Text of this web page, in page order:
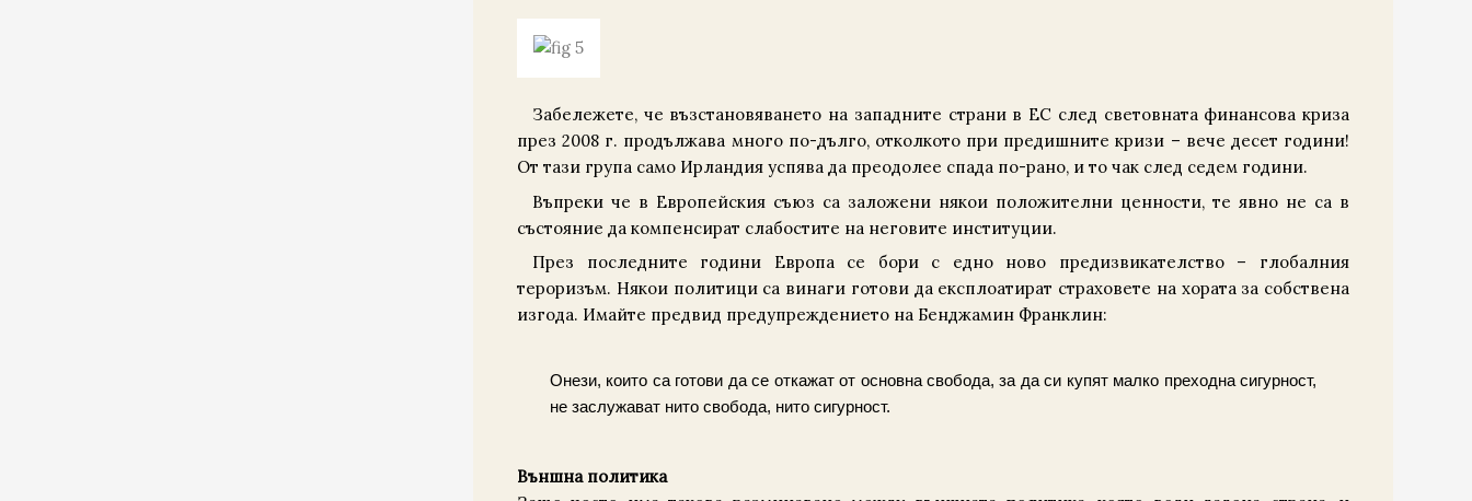
Забележете, че възстановяването на западните страни в ЕС след световната финансова криза
през 2008 г. продължава много по-дълго, отколкото при предишните кризи – вече десет години!
От тази група само Ирландия успява да преодолее спада по-рано, и то чак след седем години.
Въпреки че в Европейския съюз са заложени някои положителни ценности, те явно не са в
състояние да компенсират слабостите на неговите институции.
През последните години Европа се бори с едно ново предизвикателство – глобалния
тероризъм. Някои политици са винаги готови да експлоатират страховете на хората за собствена
изгода. Имайте предвид предупреждението на Бенджамин Франклин:
Онези, които са готови да се откажат от основна свобода, за да си купят малко преходна сигурност,
не зас­лужават нито свобода, нито сигурност.
Външна политика